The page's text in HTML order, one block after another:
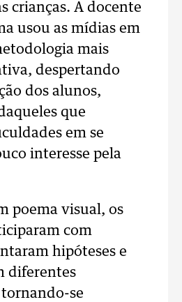
crianças. A docente
usou as mídias em
mais
despertando
dos alunos,
que
em se
interesse pela
poema visual, os
com
hipóteses e
diferentes
se